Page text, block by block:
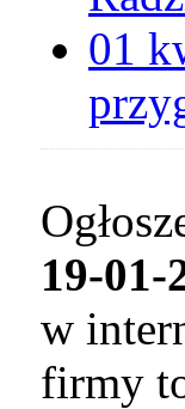
01
19-01-
w
firmy